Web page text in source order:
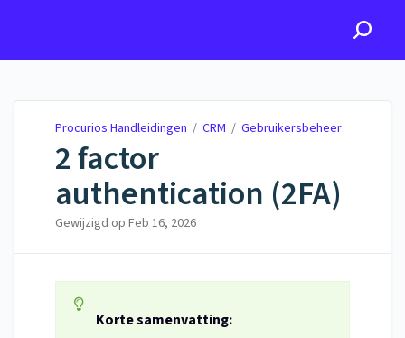
Procurios Handleidingen / CRM / Gebruikersbeheer
2 factor
authentication (2FA)
Gewijzigd op Feb 16, 2026
Korte samenvatting: